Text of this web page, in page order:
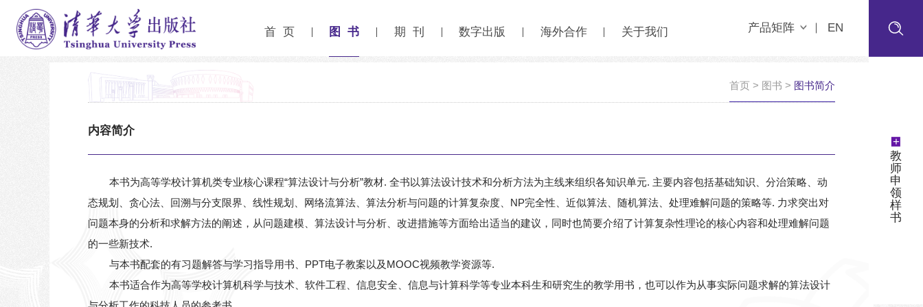
首 页 图 书 期 刊 数字出版 海外合作 关于我们 产品矩阵 EN
+
教
师
申
领
样
书
首页 > 图书 > 图书简介
内容简介
本书为高等学校计算机类专业核心课程“算法设计与分析”教材. 全书以算法设计技术和分析方法为主线来组织各知识单元. 主要内容包括基础知识、分治策略、动
态规划、贪心法、回溯与分支限界、线性规划、网络流算法、算法分析与问题的计算复杂度、NP完全性、近似算法、随机算法、处理难解问题的策略等. 力求突出对
问题本身的分析和求解方法的阐述，从问题建模、算法设计与分析、改进措施等方面给出适当的建议，同时也简要介绍了计算复杂性理论的核心内容和处理难解问题
的一些新技术.
与本书配套的有习题解答与学习指导用书、PPT电子教案以及MOOC视频教学资源等.
本书适合作为高等学校计算机科学与技术、软件工程、信息安全、信息与计算科学等专业本科生和研究生的教学用书，也可以作为从事实际问题求解的算法设计